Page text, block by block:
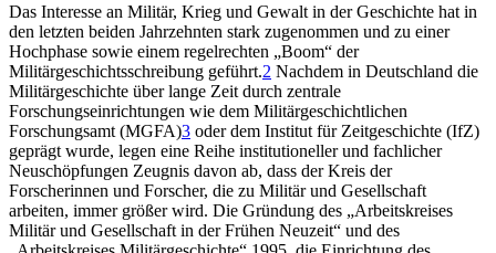
Das Interesse an Militär, Krieg und Gewalt in der Geschichte hat in
den letzten beiden Jahrzehnten stark zugenommen und zu einer
Hochphase sowie einem regelrechten „Boom“ der
Militärgeschichtsschreibung geführt.2 Nachdem in Deutschland die
Militärgeschichte über lange Zeit durch zentrale
Forschungseinrichtungen wie dem Militärgeschichtlichen
Forschungsamt (MGFA)3 oder dem Institut für Zeitgeschichte (IfZ)
geprägt wurde, legen eine Reihe institutioneller und fachlicher
Neuschöpfungen Zeugnis davon ab, dass der Kreis der
Forscherinnen und Forscher, die zu Militär und Gesellschaft
arbeiten, immer größer wird. Die Gründung des „Arbeitskreises
Militär und Gesellschaft in der Frühen Neuzeit“ und des